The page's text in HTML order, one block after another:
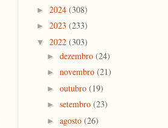
► 2024 (308)
► 2023 (233)
▼ 2022 (303)
► dezembro (24)
► novembro (21)
► outubro (19)
► setembro (23)
► agosto (26)